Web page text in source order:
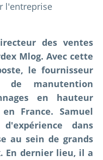
l'entreprise
des ventes
Mlog. Avec cette
le fournisseur
de manutention
en hauteur
France. Samuel
dans
au sein de grands
En dernier lieu, il a